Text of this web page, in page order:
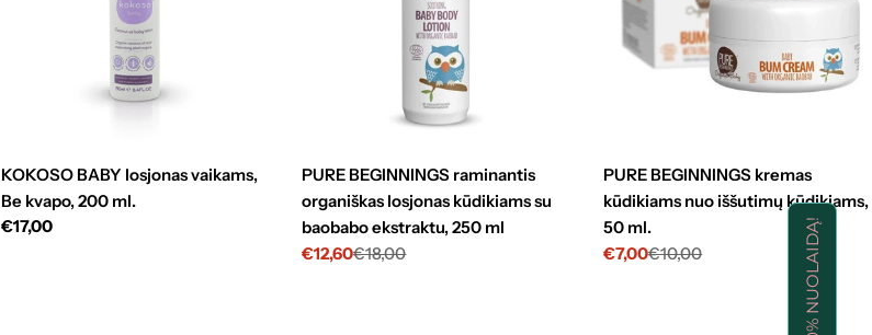
KOKOSO BABY losjonas vaikams,
Be kvapo, 200 ml.
Standartinė
€17,00
PURE BEGINNINGS raminantis
organiškas losjonas kūdikiams su
baobabo ekstraktu, 250 ml
Kaina
€12,60
Standartinė
€18,00
PURE BEGINNINGS kremas
kūdikiams nuo iššutimų kūdikiams,
50 ml.
Kaina
€7,00
Standartinė
€10,00